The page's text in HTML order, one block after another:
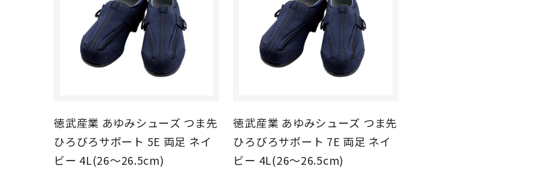
徳武産業 あゆみシューズ つま先
ひろびろサポート 5E 両足 ネイ
ビー 4L(26～26.5cm)
徳武産業 あゆみシューズ つま先
ひろびろサポート 7E 両足 ネイ
ビー 4L(26～26.5cm)